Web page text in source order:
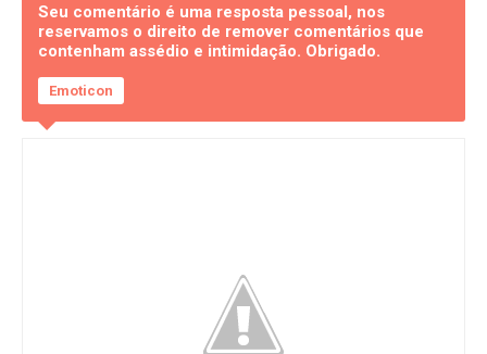
Seu comentário é uma resposta pessoal, nos
reservamos o direito de remover comentários que
contenham assédio e intimidação. Obrigado.
Emoticon